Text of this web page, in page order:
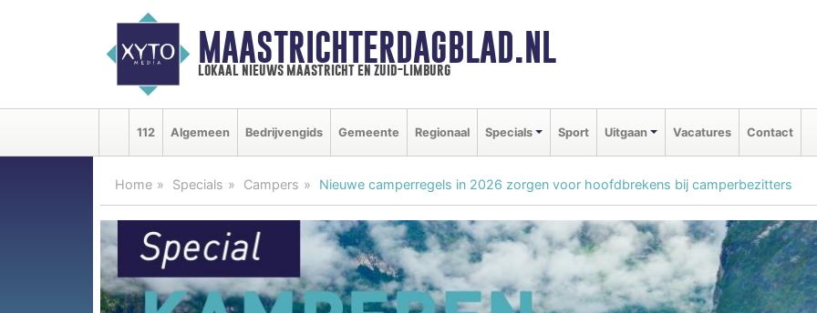
MAASTRICHTERDAGBLAD.NL
lokaal nieuws maastricht en zuid-limburg
112 Algemeen Bedrijvengids Gemeente Regionaal Specials Sport Uitgaan Vacatures Contact
Home Specials Campers Nieuwe camperregels in 2026 zorgen voor hoofdbrekens bij camperbezitters